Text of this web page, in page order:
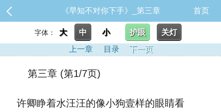
《早知不对你下手》_第三章 首页
字体： 大 中 小 护眼
关灯
上一章
目录 下一页
第三章 (第1/7页)
许卿睁着水汪汪的像小狗壹样的眼睛看